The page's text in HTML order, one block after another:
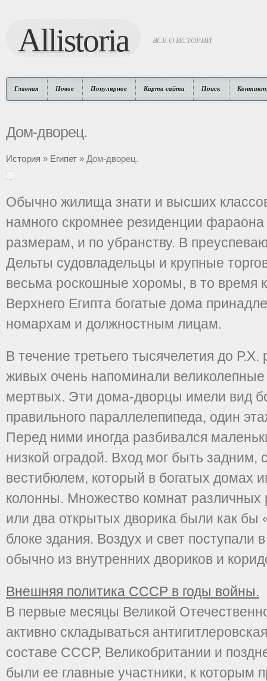
Allistoria ВСЕ О ИСТОРИИ
Главная Новое Популярное Карта сайта Поиск
Дом-дворец.
История » Египет » Дом-дворец.
Обычно жилища знати и высших
намного скромнее резиденции фараона
размерам, и по убранству. В
Дельты судовладельцы и крупные
весьма роскошные хоромы, в то время
Верхнего Египта богатые дома
номархам и должностным лицам.
В течение третьего тысячелетия до
живых очень напоминали
мертвых. Эти дома-дворцы имели вид
правильного параллелепипеда, один
Перед ними иногда разбивался
низкой оградой. Вход мог быть задним,
вестибюлем, который в богатых домах
колонны. Множество комнат различных
или два открытых дворика были как
блоке здания. Воздух и свет поступали
обычно из внутренних двориков и
Внешняя политика СССР в годы войны.
В первые месяцы Великой
активно складываться
составе СССР, Великобритании и
были ее главные участники, к кото­рым